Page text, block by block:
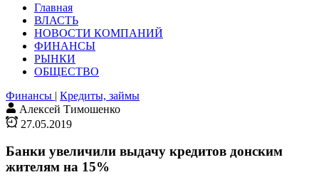
Главная
ВЛАСТЬ
НОВОСТИ КОМПАНИЙ
ФИНАНСЫ
РЫНКИ
ОБЩЕСТВО
Финансы | Кредиты, займы
Алексей Тимошенко
27.05.2019
Банки увеличили выдачу кредитов донским
жителям на 15%